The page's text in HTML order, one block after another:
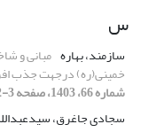
س
سازمند، بهاره مبانی و
خمینی(ره) درجهت جذب
شماره 66، 1403، صفحه 3-22]
سجادی جاغرق،